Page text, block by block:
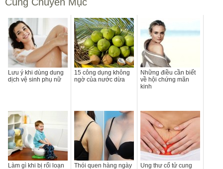
Lưu ý khi dùng dung
dịch vệ sinh phụ nữ
15 công dụng không
ngờ của nước dừa
Những điều cần biết
về hội chứng mãn
kinh
Làm gì khi bị rối loạn
Thói quen hàng ngày
Ung thư cổ tử cung